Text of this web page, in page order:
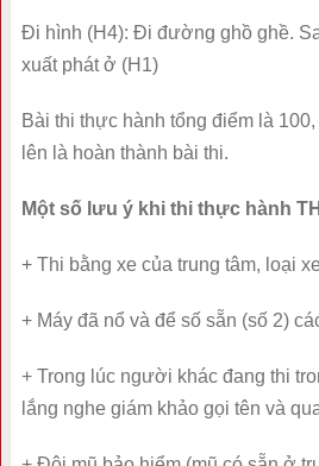
Đi hình (H4): Đi đường ghồ ghề.
xuất phát ở (H1)
Bài thi thực hành tổng điểm là
lên là hoàn thành bài thi.
Một số lưu ý khi thi thực hành
+ Thi bằng xe của trung tâm, loại
+ Máy đã nổ và để số sẵn (số 2)
+ Trong lúc người khác đang thi
lắng nghe giám khảo gọi tên và